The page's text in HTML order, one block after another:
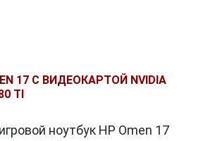
17 С ВИДЕОКАРТОЙ NVIDIA
TI
ноутбук HP Omen 17